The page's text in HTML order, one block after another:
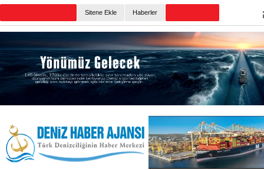
Sitene Ekle Haberler
TAYK -